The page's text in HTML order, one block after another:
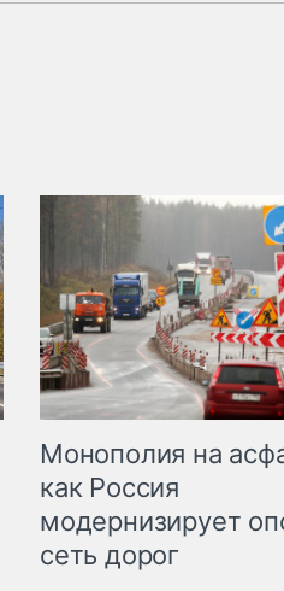
Монополия на
как Россия
модернизирует
сеть дорог